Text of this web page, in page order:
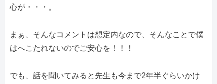
心が・・・。
まぁ、そんなコメントは想定内なので、そんなことで僕
はへこたれないのでご安心を！！！
でも、話を聞いてみると先生も今まで2年半ぐらいかけ